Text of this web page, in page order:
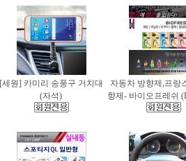
[세원] 카미리 송풍구 거치대
(자석)
자동차 방향제,프랑
향제- 바이오프레쉬